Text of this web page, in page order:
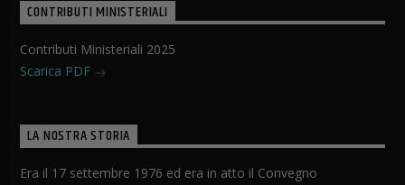
CONTRIBUTI MINISTERIALI
Contributi Ministeriali 2025
Scarica PDF
LA NOSTRA STORIA
Era il 17 settembre 1976 ed era in atto il Convegno